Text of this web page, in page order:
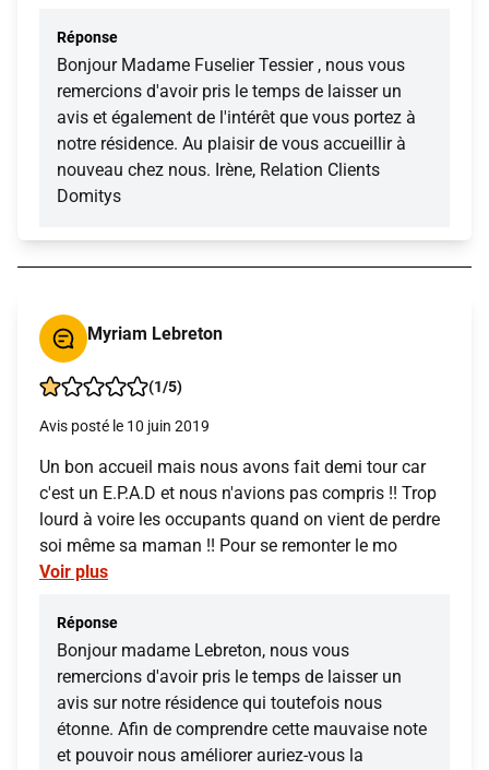
Réponse
Bonjour Madame Fuselier Tessier , nous vous
remercions d'avoir pris le temps de laisser un
avis et également de l'intérêt que vous portez à
notre résidence. Au plaisir de vous accueillir à
nouveau chez nous. Irène, Relation Clients
Domitys
Myriam Lebreton
(1/5)
Avis posté le 10 juin 2019
Un bon accueil mais nous avons fait demi tour car
c'est un E.P.A.D et nous n'avions pas compris !! Trop
lourd à voire les occupants quand on vient de perdre
soi même sa maman !! Pour se remonter le mo
Voir plus
Réponse
Bonjour madame Lebreton, nous vous
remercions d'avoir pris le temps de laisser un
avis sur notre résidence qui toutefois nous
étonne. Afin de comprendre cette mauvaise note
et pouvoir nous améliorer auriez-vous la